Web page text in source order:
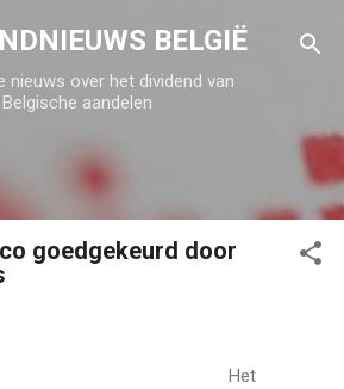
naar hoofdcontentBELGIË
nieuws over het dividend van
Belgische aandelen
goedgekeurd door
Het